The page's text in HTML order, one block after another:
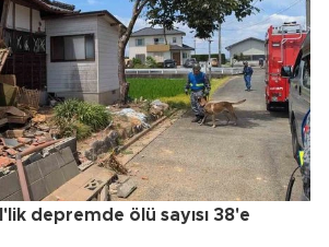
depremde ölü sayısı 38'e